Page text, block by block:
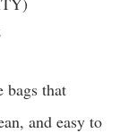
bags that
and easy to